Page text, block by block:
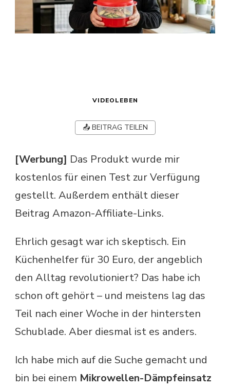
VIDEOLEBEN
📤 BEITRAG TEILEN
[Werbung] Das Produkt wurde mir
kostenlos für einen Test zur Verfügung
gestellt. Außerdem enthält dieser
Beitrag Amazon-Affiliate-Links.
Ehrlich gesagt war ich skeptisch. Ein
Küchenhelfer für 30 Euro, der angeblich
den Alltag revolutioniert? Das habe ich
schon oft gehört – und meistens lag das
Teil nach einer Woche in der hintersten
Schublade. Aber diesmal ist es anders.
Ich habe mich auf die Suche gemacht und
bin bei einem Mikrowellen-Dämpfeinsatz